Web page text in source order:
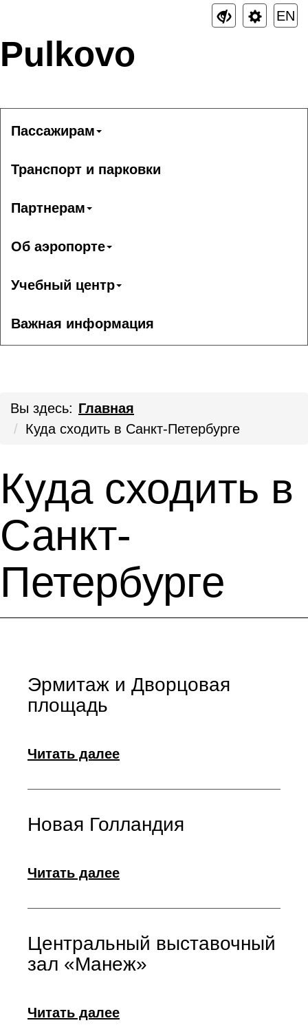
EN
Pulkovo
Пассажирам
Транспорт и парковки
Партнерам
Об аэропорте
Учебный центр
Важная информация
Вы здесь: Главная
Куда сходить в Санкт-Петербурге
Куда сходить в
Санкт-
Петербурге
Эрмитаж и Дворцовая
площадь
Читать далее
Новая Голландия
Читать далее
Центральный выставочный
зал «Манеж»
Читать далее